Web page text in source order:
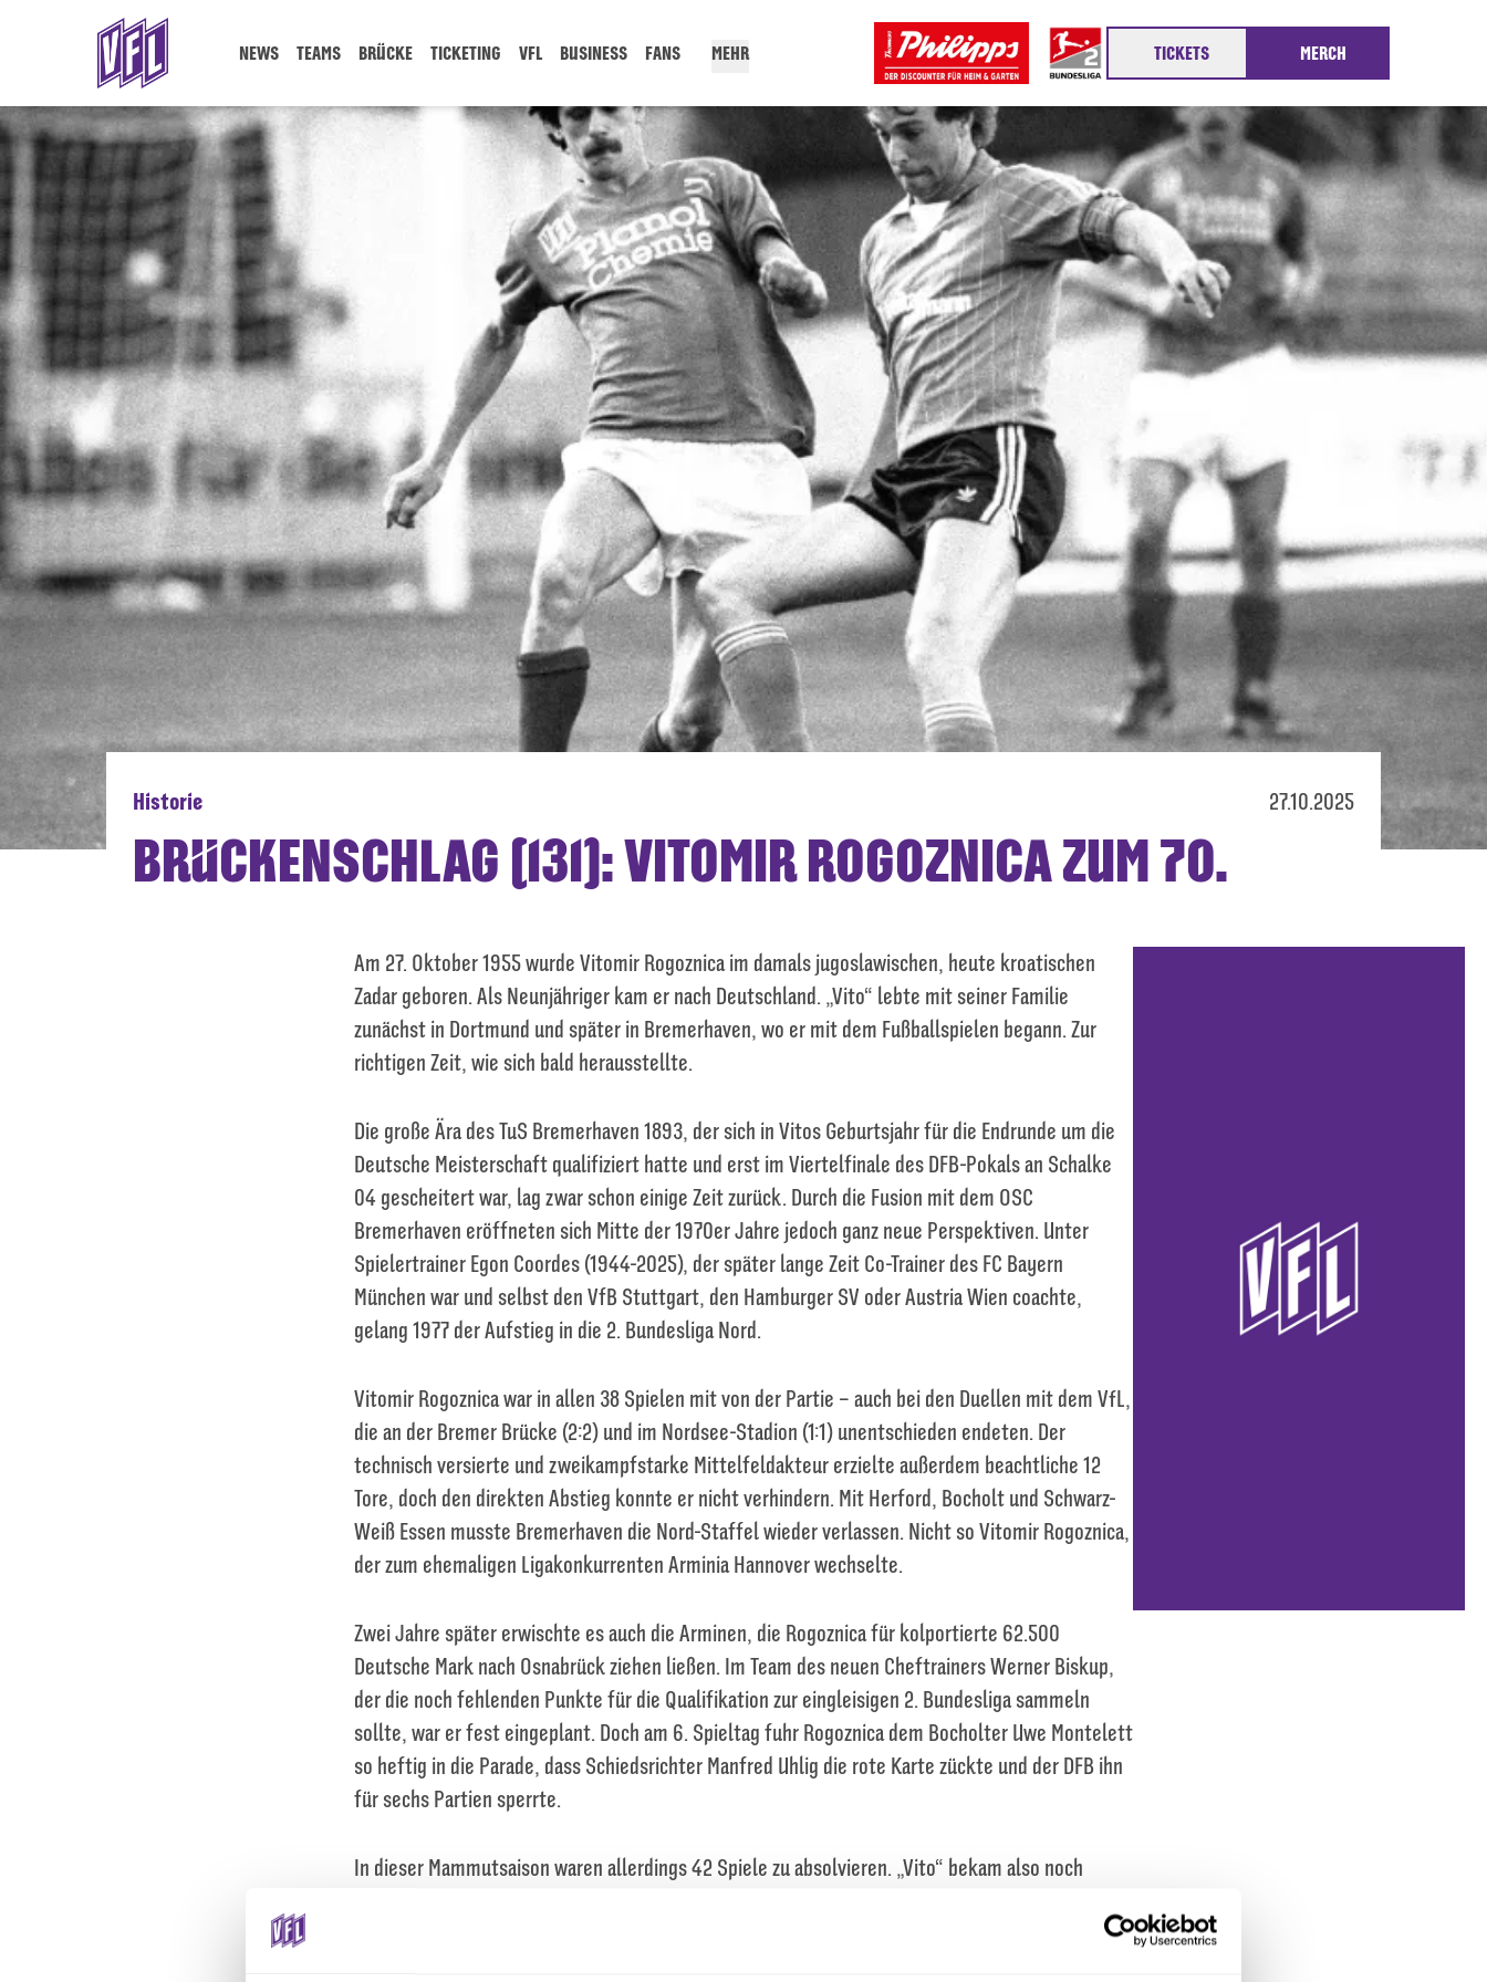
NEWS TEAMS BRÜCKE TICKETING VFL BUSINESS FANS MEHR TICKETS MERCH
Historie 27.10.2025
BRÜCKENSCHLAG (131): VITOMIR ROGOZNICA ZUM 70.
Am 27. Oktober 1955 wurde Vitomir Rogoznica im damals jugoslawischen, heute kroatischen
Zadar geboren. Als Neunjähriger kam er nach Deutschland. „Vito“ lebte mit seiner Familie
zunächst in Dortmund und später in Bremerhaven, wo er mit dem Fußballspielen begann. Zur
richtigen Zeit, wie sich bald herausstellte.
Die große Ära des TuS Bremerhaven 1893, der sich in Vitos Geburtsjahr für die Endrunde um die
Deutsche Meisterschaft qualifiziert hatte und erst im Viertelfinale des DFB-Pokals an Schalke
04 gescheitert war, lag zwar schon einige Zeit zurück. Durch die Fusion mit dem OSC
Bremerhaven eröffneten sich Mitte der 1970er Jahre jedoch ganz neue Perspektiven. Unter
Spielertrainer Egon Coordes (1944-2025), der später lange Zeit Co-Trainer des FC Bayern
München war und selbst den VfB Stuttgart, den Hamburger SV oder Austria Wien coachte,
gelang 1977 der Aufstieg in die 2. Bundesliga Nord.
Vitomir Rogoznica war in allen 38 Spielen mit von der Partie – auch bei den Duellen mit dem VfL,
die an der Bremer Brücke (2:2) und im Nordsee-Stadion (1:1) unentschieden endeten. Der
technisch versierte und zweikampfstarke Mittelfeldakteur erzielte außerdem beachtliche 12
Tore, doch den direkten Abstieg konnte er nicht verhindern. Mit Herford, Bocholt und Schwarz-
Weiß Essen musste Bremerhaven die Nord-Staffel wieder verlassen. Nicht so Vitomir Rogoznica,
der zum ehemaligen Ligakonkurrenten Arminia Hannover wechselte.
Zwei Jahre später erwischte es auch die Arminen, die Rogoznica für kolportierte 62.500
Deutsche Mark nach Osnabrück ziehen ließen. Im Team des neuen Cheftrainers Werner Biskup,
der die noch fehlenden Punkte für die Qualifikation zur eingleisigen 2. Bundesliga sammeln
sollte, war er fest eingeplant. Doch am 6. Spieltag fuhr Rogoznica dem Bocholter Uwe Montelett
so heftig in die Parade, dass Schiedsrichter Manfred Uhlig die rote Karte zückte und der DFB ihn
für sechs Partien sperrte.
In dieser Mammutsaison waren allerdings 42 Spiele zu absolvieren. „Vito“ bekam also noch